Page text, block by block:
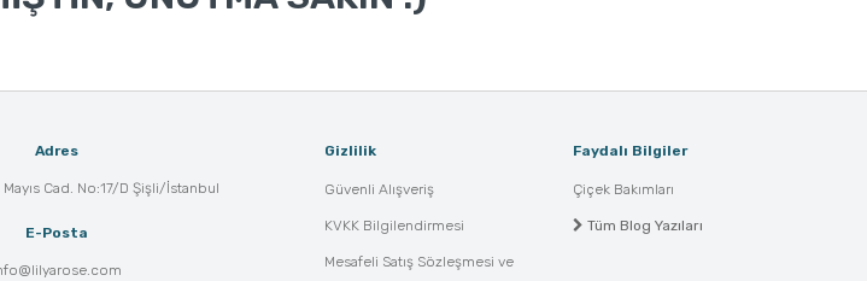
Adres
Mayıs Cad. No:17/D Şişli/İstanbul
E-Posta
Gizlilik
Güvenli Alışveriş
KVKK Bilgilendirmesi
Mesafeli Satış Sözleşmesi ve
Faydalı Bilgiler
Çiçek Bakımları
Tüm Blog Yazıları